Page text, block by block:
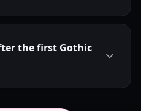
the first Gothic